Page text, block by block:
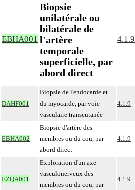
EBHA001
Biopsie
unilatérale ou
bilatérale de
l'artère
temporale
superficielle, par
abord direct
4.1.9
DAHF001
Biopsie de l'endocarde et
du myocarde, par voie
vasculaire transcutanée
4.1.9
EBHA002
Biopsie d'artère des
membres ou du cou, par
abord direct
4.1.9
EZQA001
Exploration d'un axe
vasculonerveux des
membres ou du cou, par
4.1.9